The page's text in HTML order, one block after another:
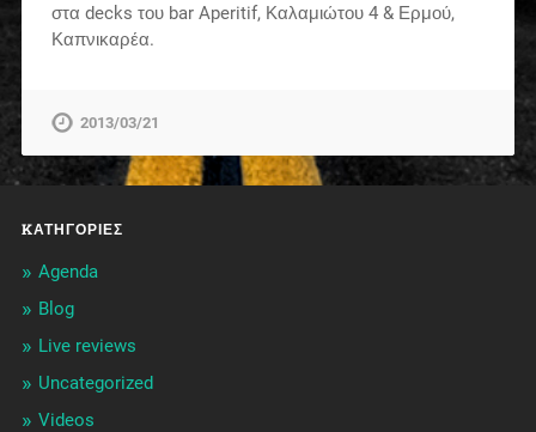
στα decks του bar Aperitif, Καλαμιώτου 4 & Ερμού,
Καπνικαρέα.
2013/03/21
KΑΤΗΓΟΡΊΕΣ
Agenda
Blog
Live reviews
Uncategorized
Videos